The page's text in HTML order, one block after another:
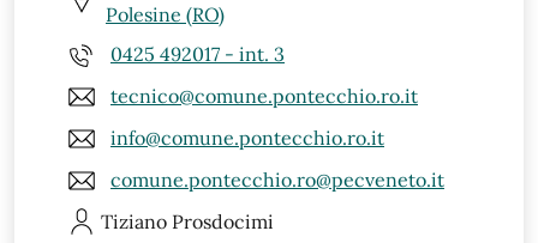
Polesine (RO)
0425 492017 - int. 3
tecnico@comune.pontecchio.ro.it
info@comune.pontecchio.ro.it
comune.pontecchio.ro@pecveneto.it
Tiziano Prosdocimi